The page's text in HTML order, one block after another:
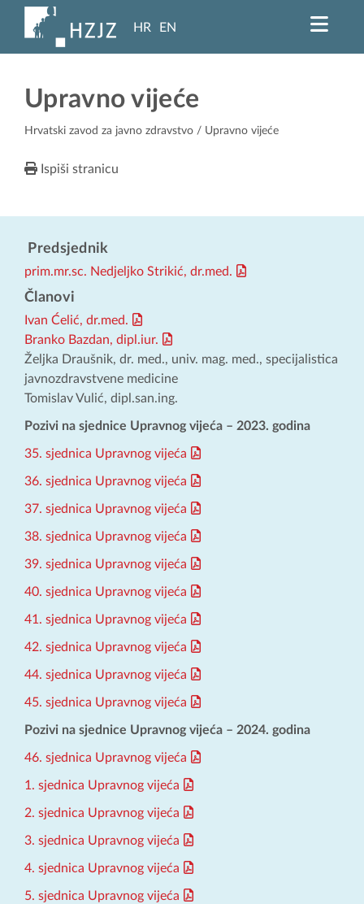
HR EN
Upravno vijeće
Hrvatski zavod za javno zdravstvo / Upravno vijeće
Ispiši stranicu
Predsjednik
prim.mr.sc. Nedjeljko Strikić, dr.med.
Članovi
Ivan Ćelić, dr.med.
Branko Bazdan, dipl.iur.
Željka Draušnik, dr. med., univ. mag. med., specijalistica
javnozdravstvene medicine
Tomislav Vulić, dipl.san.ing.
Pozivi na sjednice Upravnog vijeća – 2023. godina
35. sjednica Upravnog vijeća
36. sjednica Upravnog vijeća
37. sjednica Upravnog vijeća
38. sjednica Upravnog vijeća
39. sjednica Upravnog vijeća
40. sjednica Upravnog vijeća
41. sjednica Upravnog vijeća
42. sjednica Upravnog vijeća
44. sjednica Upravnog vijeća
45. sjednica Upravnog vijeća
Pozivi na sjednice Upravnog vijeća – 2024. godina
46. sjednica Upravnog vijeća
1. sjednica Upravnog vijeća
2. sjednica Upravnog vijeća
3. sjednica Upravnog vijeća
4. sjednica Upravnog vijeća
5. sjednica Upravnog vijeća